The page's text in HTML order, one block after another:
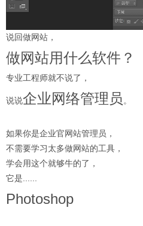
说回做网站，
做网站用什么软件？
专业工程师就不说了，
说说企业网络管理员 。
如果你是企业官网站管理员，
不需要学习太多做网站的工具，
学会用这个就够牛的了，
它是......
Photoshop